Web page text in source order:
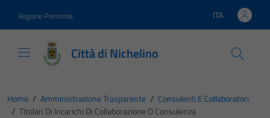
Regione Piemonte Lingua attiva:
ITA
Città di Nichelino
Home / Amministrazione Trasparente / Consulenti E Collaboratori
/ Titolari Di Incarichi Di Collaborazione O Consulenza